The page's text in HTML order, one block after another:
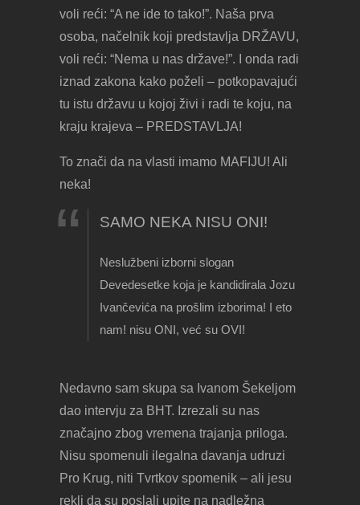
voli reći: “A ne ide to tako!”. Naša prva
osoba, načelnik koji predstavlja DRŽAVU,
voli reći: “Nema u nas države!”. I onda radi
iznad zakona kako poželi – potkopavajući
tu istu državu u kojoj živi i radi te koju, na
kraju krajeva – PREDSTAVLJA!
To znači da na vlasti imamo MAFIJU! Ali
neka!
SAMO NEKA NISU ONI!
Neslužbeni izborni slogan
Devedesetke koja je kandidirala Jozu
Ivančevića na prošlim izborima! I eto
nam! nisu ONI, već su OVI!
Nedavno sam skupa sa Ivanom Šekeljom
dao intervju za BHT. Izrezali su nas
značajno zbog vremena trajanja priloga.
Nisu spomenuli ilegalna davanja udruzi
Pro Krug, niti Tvrtkov spomenik – ali jesu
rekli da su poslali upite na nadležna